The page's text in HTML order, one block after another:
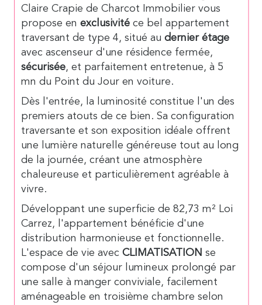
Claire Crapie de Charcot Immobilier vous
propose en exclusivité ce bel appartement
traversant de type 4, situé au dernier étage
avec ascenseur d'une résidence fermée,
sécurisée, et parfaitement entretenue, à 5
mn du Point du Jour en voiture.
Dès l'entrée, la luminosité constitue l'un des
premiers atouts de ce bien. Sa configuration
traversante et son exposition idéale offrent
une lumière naturelle généreuse tout au long
de la journée, créant une atmosphère
chaleureuse et particulièrement agréable à
vivre.
Développant une superficie de 82,73 m² Loi
Carrez, l'appartement bénéficie d'une
distribution harmonieuse et fonctionnelle.
L'espace de vie avec CLIMATISATION se
compose d'un séjour lumineux prolongé par
une salle à manger conviviale, facilement
aménageable en troisième chambre selon